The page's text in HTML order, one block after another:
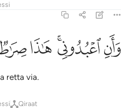
وان اعبدوني هاذا صراط مستقيم ٦١
وَأَنِ ٱعْبُدُونِى ۚ هَـٰذَا صِرَٰطٌۭ مُّسْتَقِيمٌۭ
ﱳﱴﱵ ﱶ
retta via.
Qiraat